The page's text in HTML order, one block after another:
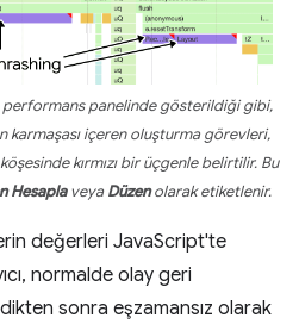
performans panelinde gösterildiği gibi,
karmaşası içeren oluşturma görevleri,
kırmızı bir üçgenle belirtilir. Bu
HesaplaveyaDüzenolarak etiketlenir.
değerleri JavaScript'te
normalde olay geri
sonra eşzamansız olarak